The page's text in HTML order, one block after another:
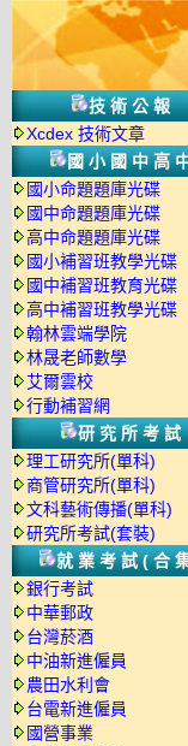
技術公報
Xcdex 技術文章
國小國中高
國小命題題庫光碟
國中命題題庫光碟
高中命題題庫光碟
國小補習班教學光碟
國中補習班教育光碟
高中補習班教學光碟
翰林雲端學院
林晟老師數學
艾爾雲校
行動補習網
研究所考試
理工研究所(單科)
商管研究所(單科)
文科藝術傳播(單科)
研究所考試(套裝)
就業考試(合
銀行考試
中華郵政
台灣菸酒
中油新進僱員
農田水利會
台電新進僱員
國營事業